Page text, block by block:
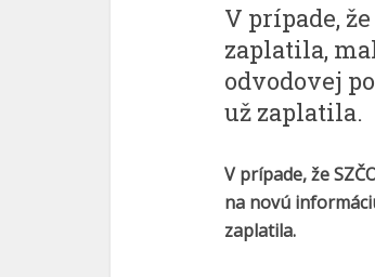
V prípade,
zaplatila,
odvodovej
už zaplatila.
V prípade, že
na novú
zaplatila.